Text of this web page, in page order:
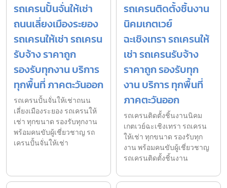
รถเครนปั้นจั่นให้เช่า
ถนนเลี่ยงเมืองระยอง
รถเครนให้เช่า รถเครน
รับจ้าง ราคาถูก
รองรับทุกงาน บริการ
ทุกพื้นที่ ภาคตะวันออก
รถเครนปั้นจั่นให้เช่าถนน
เลี่ยงเมืองระยอง รถเครนให้
เช่า ทุกขนาด รองรับทุกงาน
พร้อมคนขับผู้เชี่ยวชาญ รถ
เครนปั้นจั่นให้เช่า
รถเครนติดตั้งชิ้นงาน
นิคมเกตเวย์
ฉะเชิงเทรา รถเครนให้
เช่า รถเครนรับจ้าง
ราคาถูก รองรับทุก
งาน บริการ ทุกพื้นที่
ภาคตะวันออก
รถเครนติดตั้งชิ้นงานนิคม
เกตเวย์ฉะเชิงเทรา รถเครน
ให้เช่า ทุกขนาด รองรับทุก
งาน พร้อมคนขับผู้เชี่ยวชาญ
รถเครนติดตั้งชิ้นงาน